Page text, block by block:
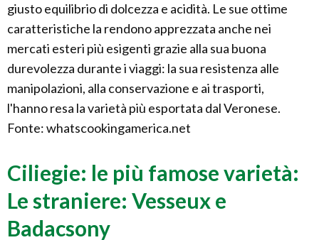
giusto equilibrio di dolcezza e acidità. Le sue ottime
caratteristiche la rendono apprezzata anche nei
mercati esteri più esigenti grazie alla sua buona
durevolezza durante i viaggi: la sua resistenza alle
manipolazioni, alla conservazione e ai trasporti,
l'hanno resa la varietà più esportata dal Veronese.
Fonte: whatscookingamerica.net
Ciliegie: le più famose varietà:
Le straniere: Vesseux e
Badacsony